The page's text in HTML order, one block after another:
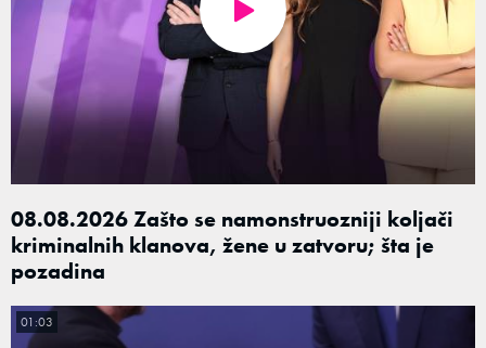
08.08.2026 Zašto se namonstruozniji koljači
kriminalnih klanova, žene u zatvoru; šta je
pozadina
01:03